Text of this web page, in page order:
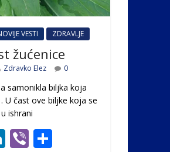
VESTI ZDRAVLJE
žućenice
Zdravko Elez 0
samonikla biljka koja
U čast ovе biljke koja se
ishrani
Li Vi